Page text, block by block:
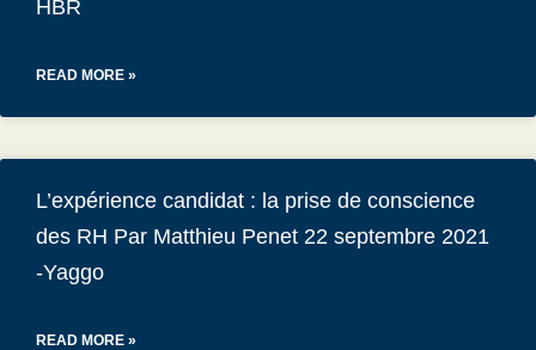
HBR
READ MORE »
L’expérience candidat : la prise de conscience
des RH Par Matthieu Penet 22 septembre 2021
-Yaggo
READ MORE »